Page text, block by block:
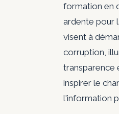
formation en
ardente pour
visent à
corruption,
transparence
inspirer le
l'information